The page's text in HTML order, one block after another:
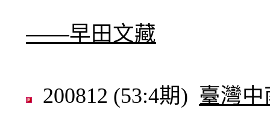
——早田文藏
200812 (53:4期) 臺灣